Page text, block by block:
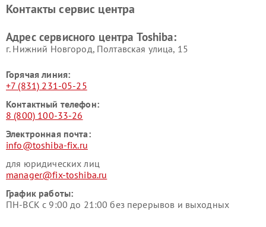
Контакты сервис центра
Адрес сервисного центра Toshiba:
г. Нижний Новгород, Полтавская улица, 15
Горячая линия:
+7 (831) 231-05-25
Контактный телефон:
8 (800) 100-33-26
Электронная почта:
info@toshiba-fix.ru
для юридических лиц
manager@fix-toshiba.ru
График работы:
ПН-ВСК с 9:00 до 21:00 без перерывов и выходных